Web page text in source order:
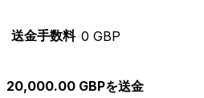
送金手数料 0 GBP
20,000.00 GBPを送金